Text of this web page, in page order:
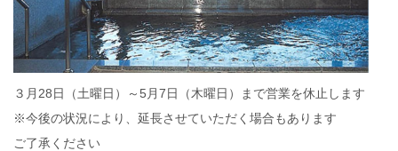
３月28日（土曜日）～5月7日（木曜日）まで営業を休止します
※今後の状況により、延長させていただく場合もあります
ご了承ください